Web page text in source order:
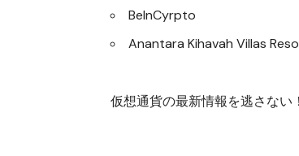
BeInCyrpto
Anantara Kihavah Villas
仮想通貨の最新情報を逃さない